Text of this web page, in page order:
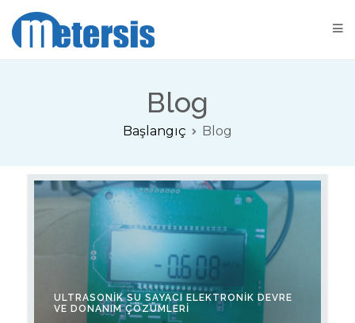
Blog
Başlangıç Blog
ULTRASONIK SU SAYACI ELEKTRONIK DEVRE
VE DONANIM ÇÖZÜMLERI